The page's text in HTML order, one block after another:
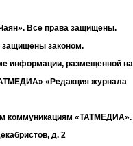
Все права защищены.
законом.
информации, размещенной на
«Редакция журнала
коммуникациям «ТАТМЕДИА».
д. 2